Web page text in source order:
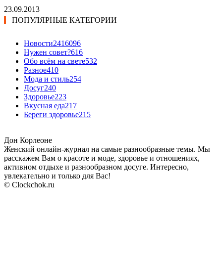
23.09.2013
ПОПУЛЯРНЫЕ КАТЕГОРИИ
Новости2416096
Нужен совет?616
Обо всём на свете532
Разное410
Мода и стиль254
Досуг240
Здоровье223
Вкусная еда217
Береги здоровье215
Дон Корлеоне
Женский онлайн-журнал на самые разнообразные темы. Мы
расскажем Вам о красоте и моде, здоровье и отношениях,
активном отдыхе и разнообразном досуге. Интересно,
увлекательно и только для Вас!
© Clockchok.ru